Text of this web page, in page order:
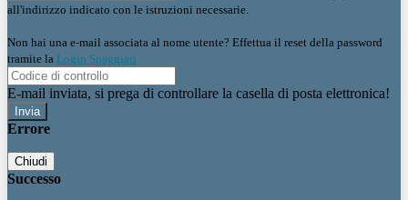
all'indirizzo indicato con le istruzioni necessarie.
Non hai una e-mail associata al nome utente? Effettua il reset della password
tramite la Login Spaggiari
E-mail inviata, si prega di controllare la casella di posta elettronica!
Errore
Chiudi
Successo